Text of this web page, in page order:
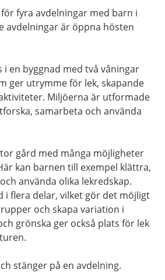
fyra avdelningar med barn i
avdelningar är öppna hösten
i en byggnad med två våningar
ger utrymme för lek, skapande
Miljöerna är utformade
samarbeta och använda
gård med många möjligheter
kan barnen till exempel klättra,
använda olika lekredskap.
i flera delar, vilket gör det möjligt
och skapa variation i
grönska ger också plats för lek
stänger på en avdelning.